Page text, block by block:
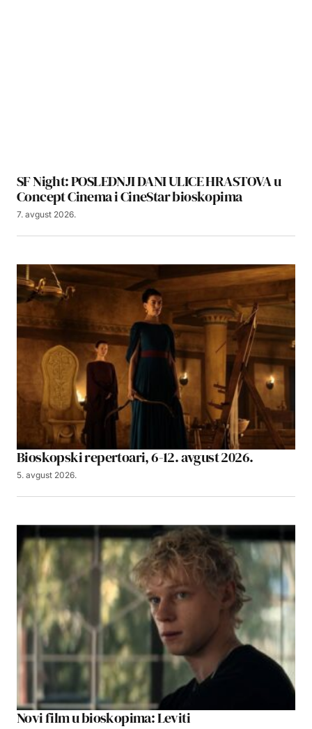
SF Night: POSLEDNJI DANI ULICE HRASTOVA u
Concept Cinema i CineStar bioskopima
7. avgust 2026.
Bioskopski repertoari, 6-12. avgust 2026.
5. avgust 2026.
Novi film u bioskopima: Leviti